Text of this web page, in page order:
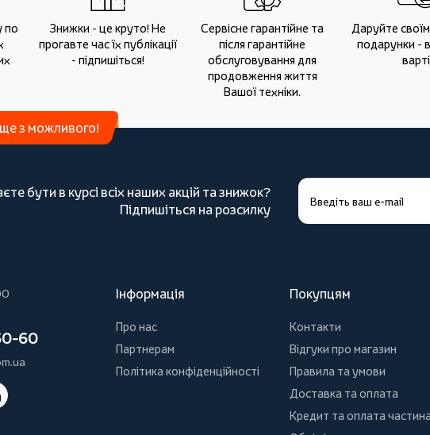
по
Знижки - це круто! Не
прогавте час їх публікації
- підпишіться!
Сервісне гарантійне та
після гарантійне
обслуговування для
продовження життя
Вашої техніки.
Даруйте
подарунки -
з можливого!
бути в курсі всіх наших акцій та знижок?
Підпишіться на розсилку
60
Інформація
Про нас
Партнерам
Політика конфіденційності
Покупцям
Контакти
Відгуки про магазин
Правила та умови
Доставка та оплата
Кредит та оплата